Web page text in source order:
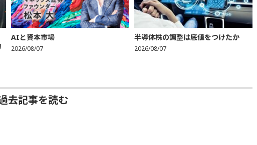
AIと資本市場
2026/08/07
半導体株の調整は底値をつけたか
2026/08/07
去記事を読む